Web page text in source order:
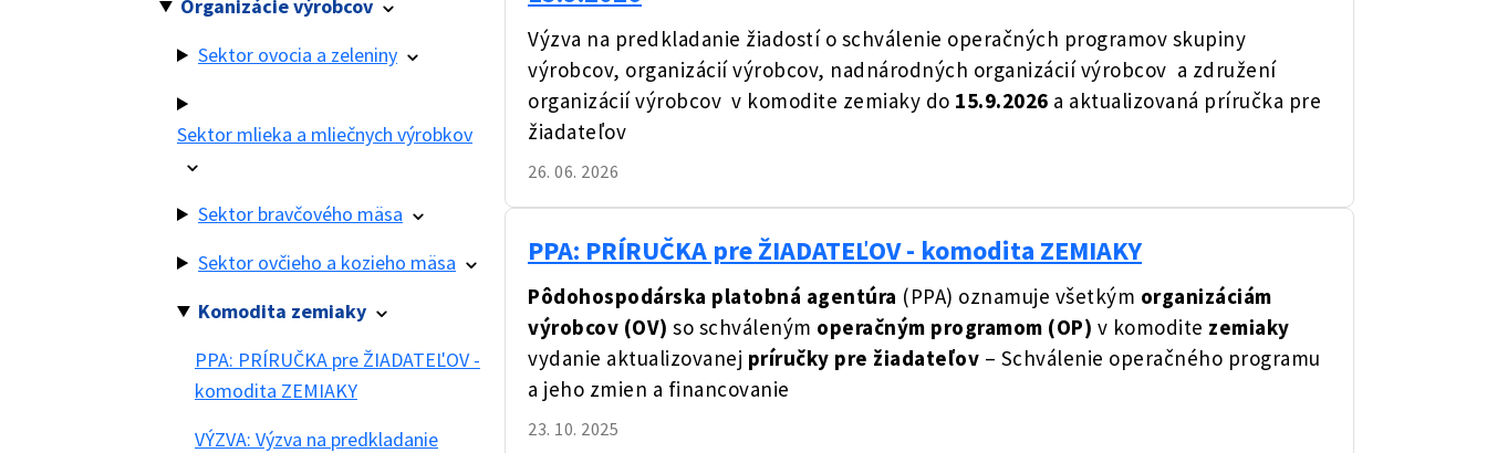
Organizácie výrobcov
Sektor ovocia a zeleniny
Sektor mlieka a mliečnych výrobkov
Sektor bravčového mäsa
Sektor ovčieho a kozieho mäsa
Komodita zemiaky
PPA: PRÍRUČKA pre ŽIADATEĽOV -
komodita ZEMIAKY
VÝZVA: Výzva na predkladanie
Výzva na predkladanie žiadostí o schválenie operačných programov skupiny
výrobcov, organizácií výrobcov, nadnárodných organizácií výrobcov a združení
organizácií výrobcov v komodite zemiaky do 15.9.2026 a aktualizovaná príručka pre
žiadateľov
26. 06. 2026
PPA: PRÍRUČKA pre ŽIADATEĽOV - komodita ZEMIAKY
Pôdohospodárska platobná agentúra (PPA) oznamuje všetkým organizáciám
výrobcov (OV) so schváleným operačným programom (OP) v komodite zemiaky
vydanie aktualizovanej príručky pre žiadateľov – Schválenie operačného programu
a jeho zmien a financovanie
23. 10. 2025